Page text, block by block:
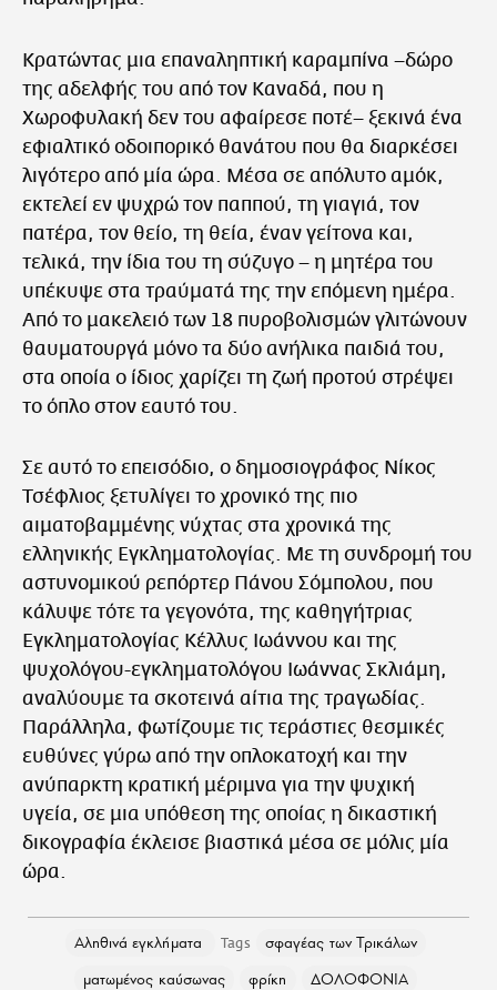
Κρατώντας μια επαναληπτική καραμπίνα –δώρο
της αδελφής του από τον Καναδά, που η
Χωροφυλακή δεν του αφαίρεσε ποτέ– ξεκινά ένα
εφιαλτικό οδοιπορικό θανάτου που θα διαρκέσει
λιγότερο από μία ώρα. Μέσα σε απόλυτο αμόκ,
εκτελεί εν ψυχρώ τον παππού, τη γιαγιά, τον
πατέρα, τον θείο, τη θεία, έναν γείτονα και,
τελικά, την ίδια του τη σύζυγο – η μητέρα του
υπέκυψε στα τραύματά της την επόμενη ημέρα.
Από το μακελειό των 18 πυροβολισμών γλιτώνουν
θαυματουργά μόνο τα δύο ανήλικα παιδιά του,
στα οποία ο ίδιος χαρίζει τη ζωή προτού στρέψει
το όπλο στον εαυτό του.
Σε αυτό το επεισόδιο, ο δημοσιογράφος Νίκος
Τσέφλιος ξετυλίγει το χρονικό της πιο
αιματοβαμμένης νύχτας στα χρονικά της
ελληνικής Εγκληματολογίας. Με τη συνδρομή του
αστυνομικού ρεπόρτερ Πάνου Σόμπολου, που
κάλυψε τότε τα γεγονότα, της καθηγήτριας
Εγκληματολογίας Κέλλυς Ιωάννου και της
ψυχολόγου-εγκληματολόγου Ιωάννας Σκλιάμη,
αναλύουμε τα σκοτεινά αίτια της τραγωδίας.
Παράλληλα, φωτίζουμε τις τεράστιες θεσμικές
ευθύνες γύρω από την οπλοκατοχή και την
ανύπαρκτη κρατική μέριμνα για την ψυχική
υγεία, σε μια υπόθεση της οποίας η δικαστική
δικογραφία έκλεισε βιαστικά μέσα σε μόλις μία
ώρα.
Αληθινά εγκλήματα
σφαγέας των Τρικάλων
ματωμένος καύσωνας
φρίκη
ΔΟΛΟΦΟΝΙΑ